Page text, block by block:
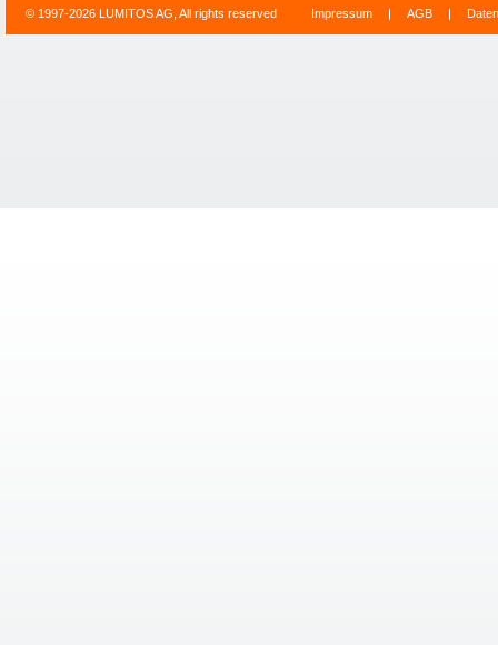
© 1997-2026 LUMITOS AG, All rights reserved Impressum | AGB |